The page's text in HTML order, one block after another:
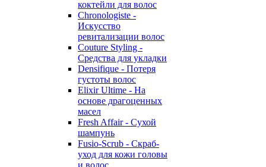
коктейли для волос
Chronologiste -
Искусство
ревитализации волос
Couture Styling -
Средства для укладки
Densifique - Потеря
густоты волос
Elixir Ultime - На
основе драгоценных
масел
Fresh Affair - Сухой
шампунь
Fusio-Scrub - Скраб-
уход для кожи головы
и волос